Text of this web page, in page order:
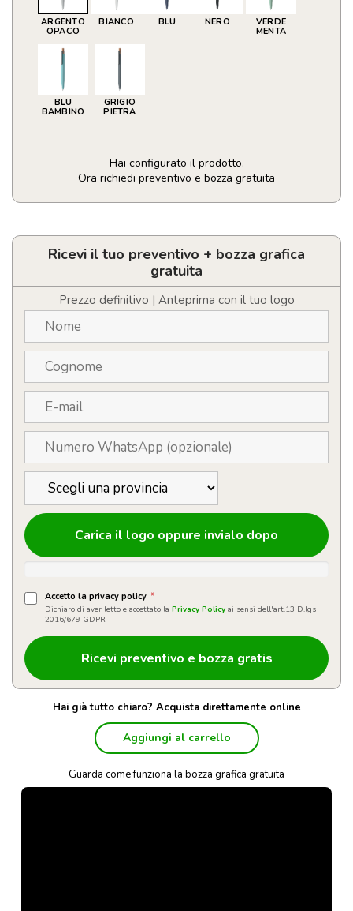
ARGENTO
OPACO
BIANCO BLU NERO
VERDE
MENTA
BLU
BAMBINO
GRIGIO
PIETRA
Hai configurato il prodotto.
Ora richiedi preventivo e bozza gratuita
Penne
alluminio
riciclato
pulsante
sughero
quantità
Ricevi il tuo preventivo + bozza grafica
gratuita
Prezzo definitivo | Anteprima con il tuo logo
Carica il logo oppure invialo dopo
Accetto la privacy policy *
Dichiaro di aver letto e accettato la Privacy Policy ai sensi dell'art.13 D.lgs
2016/679 GDPR
Hai già tutto chiaro? Acquista direttamente online
Aggiungi al carrello
Guarda come funziona la bozza grafica gratuita